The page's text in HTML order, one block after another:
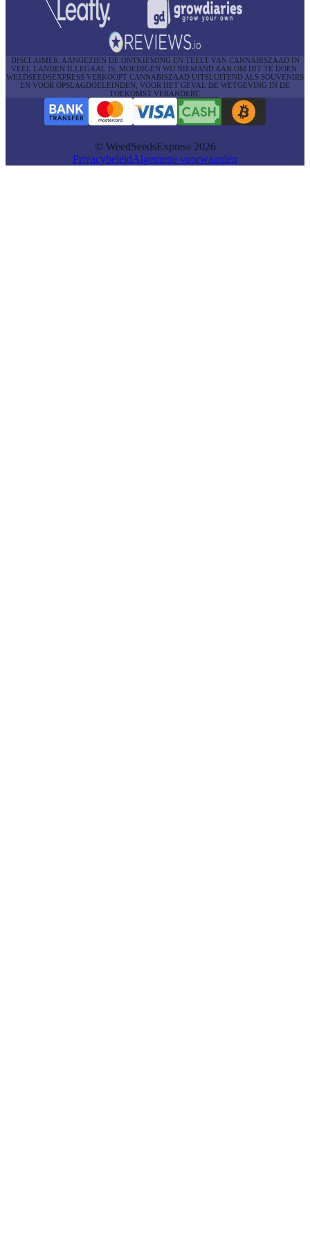
DISCLAIMER: AANGEZIEN DE ONTKIEMING EN TEELT VAN CANNABISZAAD IN
VEEL LANDEN ILLEGAAL IS, MOEDIGEN WIJ NIEMAND AAN OM DIT TE DOEN.
WEEDSEEDSEXPRESS VERKOOPT CANNABISZAAD UITSLUITEND ALS SOUVENIRS
EN VOOR OPSLAGDOELEINDEN, VOOR HET GEVAL DE WETGEVING IN DE
TOEKOMST VERANDERT.
© WeedSeedsExpress 2026
PrivacybeleidAlgemene voorwaarden